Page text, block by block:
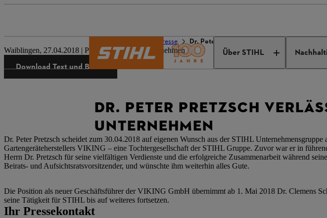
Über STIHL
Presse Dr. Peter Pretzsch verlässt Unternehmen
Waiblingen, 27.04.2018 | Presseinformation Unternehmen
Download Text und Bilder
DR. PETER PRETZSCH
UNTERNEHMEN
Dr. Peter Pretzsch scheidet zum 30.04.2018 auf eigenen Wunsch aus der STIHL
Gartengeräteherstellers VIKING – eine Tochtergesellschaft der STIHL Gruppe. Zuvor war er in
Herrn Dr. Pretzsch für seine vielfältigen Verdienste und die erfolgreiche Zusammenarbeit während
Beirats- und Aufsichtsratsvorsitzender, und wünschte ihm weiterhin alles Gute.
Die Position als neuer Geschäftsführer der VIKING GmbH übernimmt ab 1. Mai 2018 Dr. Clemens
seine Tätigkeit für STIHL bis auf weiteres fortsetzen.
Ihr Pressekontakt